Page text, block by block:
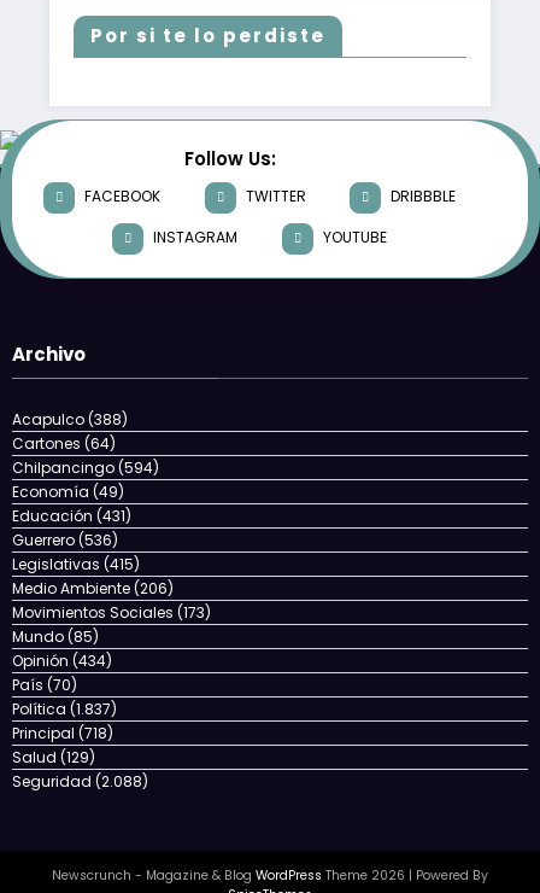
Por si te lo perdiste
Follow Us:
FACEBOOK TWITTER
DRIBBBLE
INSTAGRAM
YOUTUBE
Archivo
Acapulco(388)
Cartones (64)
Chilpancingo(594)
Economía (49)
Educación (431)
Guerrero(536)
Legislativas (415)
Medio Ambiente(206)
Movimientos Sociales (173)
Mundo(85)
Opinión (434)
País (70)
Política (1.837)
Principal (718)
Salud (129)
Seguridad (2.088)
Newscrunch - Magazine & Blog WordPress Theme 2026 | Powered By